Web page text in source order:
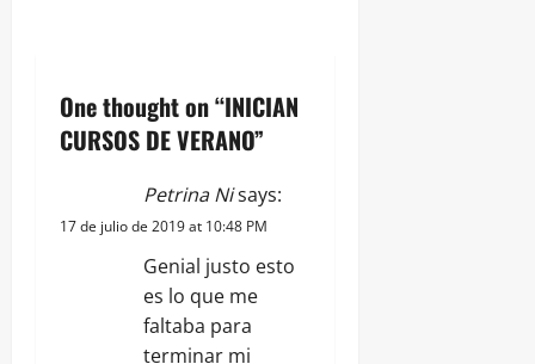
r
d
One thought on “INICIAN
CURSOS DE VERANO”
Petrina Nisays:
17 de julio de 2019 at 10:48 PM
Genial justo esto
es lo que me
faltaba para
terminar mi